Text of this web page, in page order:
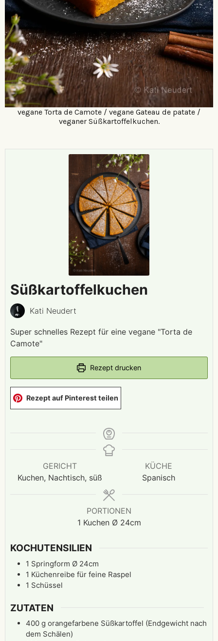
vegane Torta de Camote / vegane Gateau de patate /
veganer Süßkartoffelkuchen.
Süßkartoffelkuchen
Kati Neudert
Super schnelles Rezept für eine vegane "Torta de
Camote"
Rezept drucken
Rezept auf Pinterest teilen
GERICHT
Kuchen, Nachtisch, süß
KÜCHE
Spanisch
PORTIONEN
1 Kuchen Ø 24cm
KOCHUTENSILIEN
1 Springform Ø 24cm
1 Küchenreibe für feine Raspel
1 Schüssel
ZUTATEN
400 g orangefarbene Süßkartoffel (Endgewicht nach
dem Schälen)